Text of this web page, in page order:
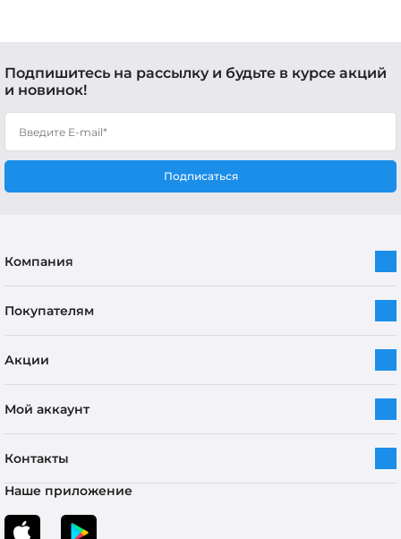
Подпишитесь на рассылку и будьте в курсе акций
и новинок!
Подписаться
Компания
Покупателям
Акции
Мой аккаунт
Контакты
Наше приложение